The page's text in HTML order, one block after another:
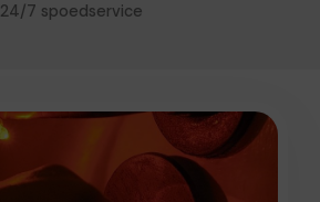
24/7 spoedservice